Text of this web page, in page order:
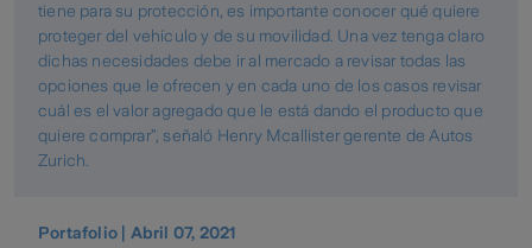
tiene para su protección, es importante conocer qué quiere
proteger del vehículo y de su movilidad. Una vez tenga claro
dichas necesidades debe ir al mercado a revisar todas las
opciones que le ofrecen y en cada uno de los casos revisar
cuál es el valor agregado que le está dando el producto que
quiere comprar”, señaló Henry Mcallister gerente de Autos
Zurich.
Portafolio | Abril 07, 2021